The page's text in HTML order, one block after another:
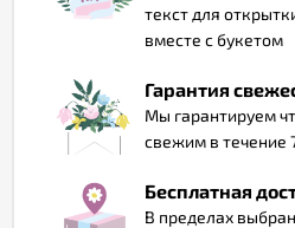
текст для
вместе с букетом
Гарантия
Мы гарантируем
свежим в течение
Бесплатная
В пределах